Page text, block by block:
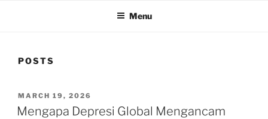
Menu
POSTS
POSTED
ON
MARCH 19, 2026
Mengapa Depresi Global Mengancam